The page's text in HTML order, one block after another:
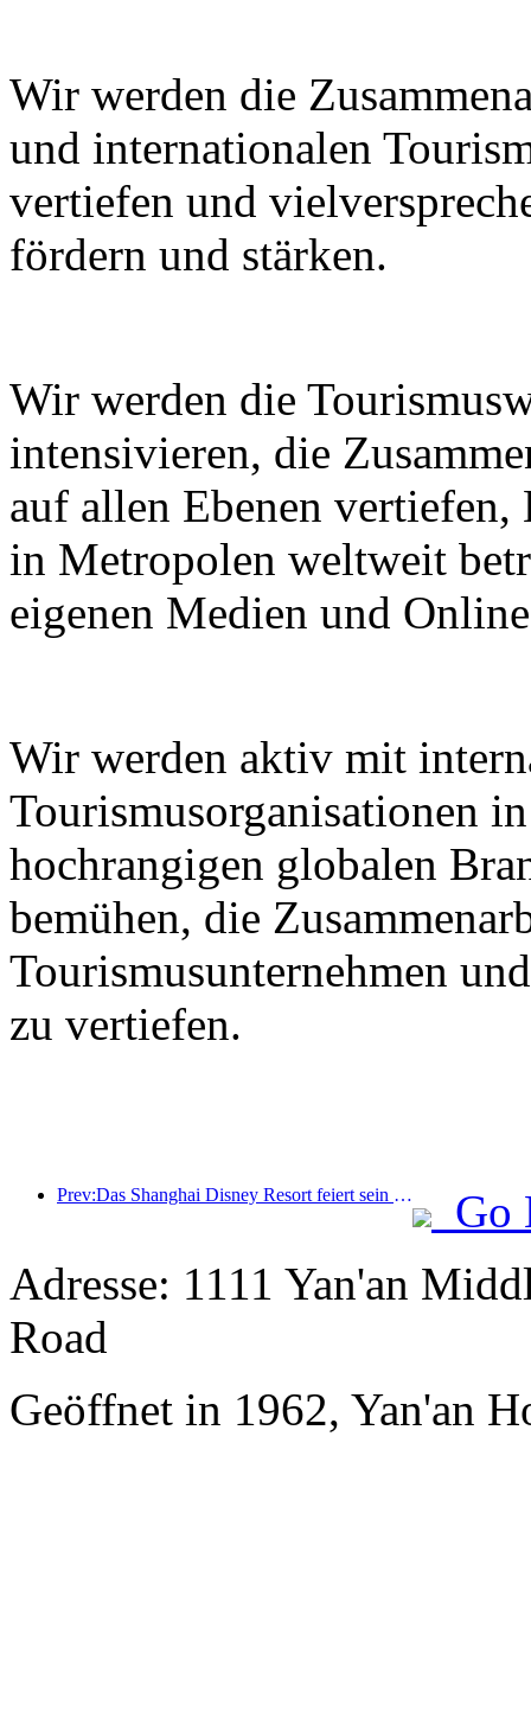
Wir werden die
und internationalen
vertiefen und
fördern und stärken.
Wir werden die
intensivieren, die
auf allen Ebenen
in Metropolen weltweit
eigenen Medien und
Wir werden aktiv mit
Tourismusorganisationen
hochrangigen globalen
bemühen, die
Tourismusunternehmen
zu vertiefen.
Prev:Das Shanghai Disney Resort feiert sein 10-jähriges Bestehen und hat bis heute über 100 Millionen Besucher empfangen.
Go
Adresse: 1111 Yan'an
Road
Geöffnet in 1962, Yan'an